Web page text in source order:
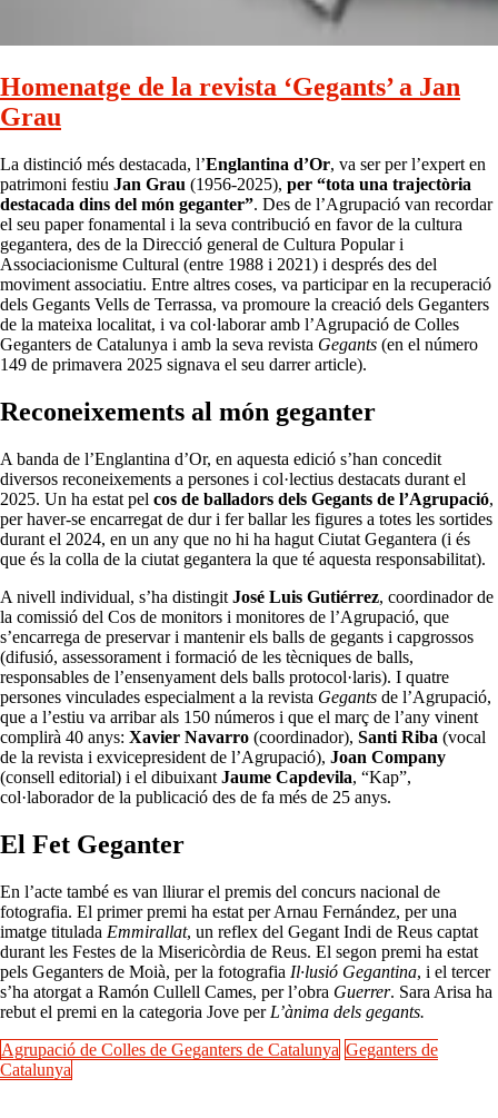
Homenatge de la revista ‘Gegants’ a Jan
Grau
La distinció més destacada, l’Englantina d’Or, va ser per l’expert en
patrimoni festiu Jan Grau (1956-2025), per “tota una trajectòria
destacada dins del món geganter”. Des de l’Agrupació van recordar
el seu paper fonamental i la seva contribució en favor de la cultura
gegantera, des de la Direcció general de Cultura Popular i
Associacionisme Cultural (entre 1988 i 2021) i després des del
moviment associatiu. Entre altres coses, va participar en la recuperació
dels Gegants Vells de Terrassa, va promoure la creació dels Geganters
de la mateixa localitat, i va col·laborar amb l’Agrupació de Colles
Geganters de Catalunya i amb la seva revista Gegants (en el número
149 de primavera 2025 signava el seu darrer article).
Reconeixements al món geganter
A banda de l’Englantina d’Or, en aquesta edició s’han concedit
diversos reconeixements a persones i col·lectius destacats durant el
2025. Un ha estat pel cos de balladors dels Gegants de l’Agrupació,
per haver-se encarregat de dur i fer ballar les figures a totes les sortides
durant el 2024, en un any que no hi ha hagut Ciutat Gegantera (i és
que és la colla de la ciutat gegantera la que té aquesta responsabilitat).
A nivell individual, s’ha distingit José Luis Gutiérrez, coordinador de
la comissió del Cos de monitors i monitores de l’Agrupació, que
s’encarrega de preservar i mantenir els balls de gegants i capgrossos
(difusió, assessorament i formació de les tècniques de balls,
responsables de l’ensenyament dels balls protocol·laris). I quatre
persones vinculades especialment a la revista Gegants de l’Agrupació,
que a l’estiu va arribar als 150 números i que el març de l’any vinent
complirà 40 anys: Xavier Navarro (coordinador), Santi Riba (vocal
de la revista i exvicepresident de l’Agrupació), Joan Company
(consell editorial) i el dibuixant Jaume Capdevila, “Kap”,
col·laborador de la publicació des de fa més de 25 anys.
El Fet Geganter
En l’acte també es van lliurar el premis del concurs nacional de
fotografia. El primer premi ha estat per Arnau Fernández, per una
imatge titulada Emmirallat, un reflex del Gegant Indi de Reus captat
durant les Festes de la Misericòrdia de Reus. El segon premi ha estat
pels Geganters de Moià, per la fotografia Il·lusió Gegantina, i el tercer
s’ha atorgat a Ramón Cullell Cames, per l’obra Guerrer. Sara Arisa ha
rebut el premi en la categoria Jove per L’ànima dels gegants.
Agrupació de Colles de Geganters de Catalunya Geganters de
Catalunya